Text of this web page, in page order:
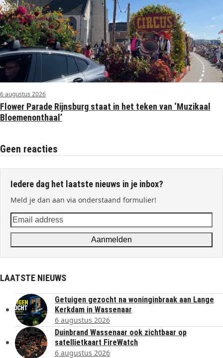
6 augustus 2026
Flower Parade Rijnsburg staat in het teken van ‘Muzikaal
Bloemenonthaal’
Geen reacties
Iedere dag het laatste nieuws in je inbox?
Meld je dan aan via onderstaand formulier!
Email
address
Aanmelden
LAATSTE NIEUWS
Getuigen gezocht na woninginbraak aan Lange
Kerkdam in Wassenaar
6 augustus 2026
Duinbrand Wassenaar ook zichtbaar op
satellietkaart FireWatch
6 augustus 2026